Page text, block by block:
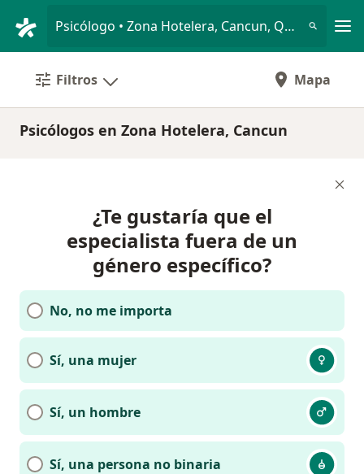
Psicólogo • Zona Hotelera, Cancun, Quintana Roo
Filtros Mapa
Psicólogos en Zona Hotelera, Cancun
¿Te gustaría que el
especialista fuera de un
género específico?
No, no me importa
Sí, una mujer
Sí, un hombre
Sí, una persona no binaria